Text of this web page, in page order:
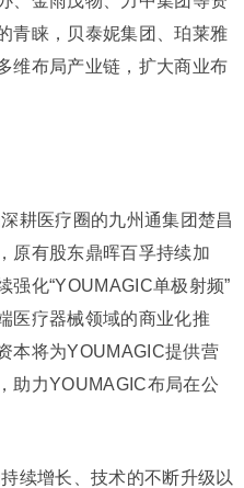
青睐，贝泰妮集团、珀莱雅
维布局产业链，扩大商业布
耕医疗圈的九州通集团楚昌
原有股东鼎晖百孚持续加
强化“YOUMAGIC单极射频”
医疗器械领域的商业化推
本将为YOUMAGIC提供营
助力YOUMAGIC布局在公
续增长、技术的不断升级以